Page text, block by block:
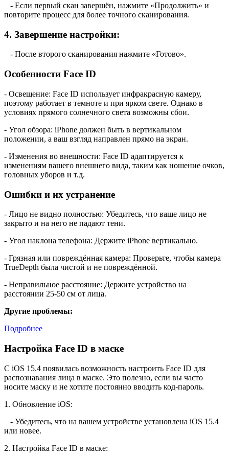
- Если первый скан завершён, нажмите «Продолжить» и
повторите процесс для более точного сканирования.
4. Завершение настройки:
- После второго сканирования нажмите «Готово».
Особенности Face ID
- Освещение: Face ID использует инфракрасную камеру,
поэтому работает в темноте и при ярком свете. Однако в
условиях прямого солнечного света возможны сбои.
- Угол обзора: iPhone должен быть в вертикальном
положении, а ваш взгляд направлен прямо на экран.
- Изменения во внешности: Face ID адаптируется к
изменениям вашего внешнего вида, таким как ношение очков,
головных уборов и т.д.
Ошибки и их устранение
- Лицо не видно полностью: Убедитесь, что ваше лицо не
закрыто и на него не падают тени.
- Угол наклона телефона: Держите iPhone вертикально.
- Грязная или повреждённая камера: Проверьте, чтобы камера
TrueDepth была чистой и не повреждённой.
- Неправильное расстояние: Держите устройство на
расстоянии 25-50 см от лица.
Другие проблемы:
Подробнее
Настройка Face ID в маске
С iOS 15.4 появилась возможность настроить Face ID для
распознавания лица в маске. Это полезно, если вы часто
носите маску и не хотите постоянно вводить код-пароль.
1. Обновление iOS:
- Убедитесь, что на вашем устройстве установлена iOS 15.4
или новее.
2. Настройка Face ID в маске: